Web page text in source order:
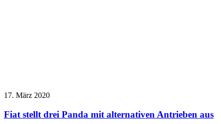
17. März 2020
Fiat stellt drei Panda mit alternativen Antrieben aus